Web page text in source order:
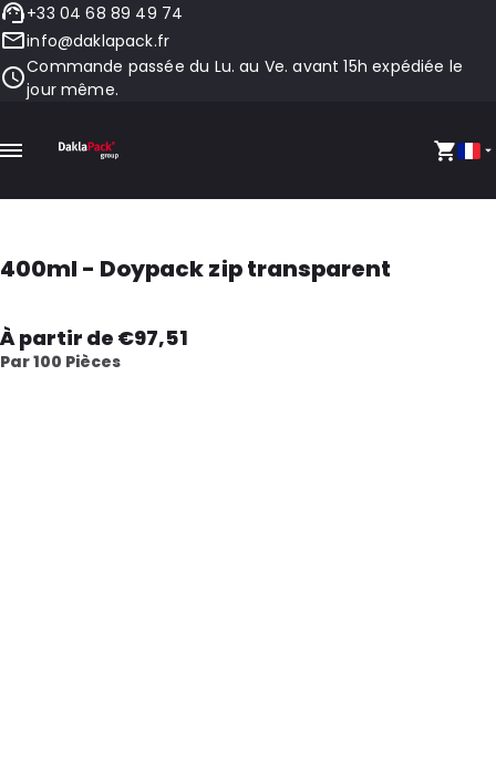
+33 04 68 89 49 74
info@daklapack.fr
Commande passée du Lu. au Ve. avant 15h expédiée le
jour même.
400ml - Doypack zip transparent
À partir de €97,51
Par 100 Pièces